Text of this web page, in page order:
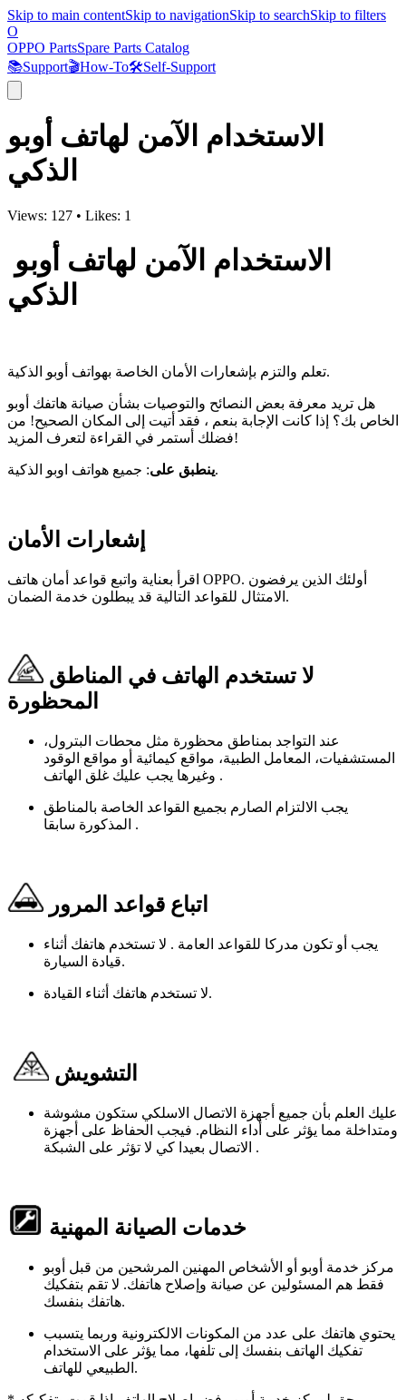
Skip to main contentSkip to navigationSkip to searchSkip to filters
O
OPPO PartsSpare Parts Catalog
📚Support🎬How-To🛠️Self-Support
الاستخدام الآمن لهاتف أوبو
الذكي
Views: 127 • Likes: 1
تعلم والتزم بإشعارات الأمان الخاصة بهواتف أوبو الذكية.
هل تريد معرفة بعض النصائح والتوصيات بشأن صيانة هاتفك أوبو
الخاص بك؟ إذا كانت الإجابة بنعم ، فقد أتيت إلى المكان الصحيح! من
فضلك أستمر في القراءة لتعرف المزيد!
ينطبق على: جميع هواتف اوبو الذكية.
إشعارات الأمان
اقرأ بعناية واتبع قواعد أمان هاتف OPPO. أولئك الذين يرفضون
الامتثال للقواعد التالية قد يبطلون خدمة الضمان.
المحظورة
عند التواجد بمناطق محظورة مثل محطات البترول،
المستشفيات، المعامل الطبية، مواقع كيمائية أو مواقع الوقود
وغيرها يجب عليك غلق الهاتف .
يجب الالتزام الصارم بجميع القواعد الخاصة بالمناطق
المذكورة سابقا .
اتباع قواعد المرور
يجب أو تكون مدركا للقواعد العامة . لا تستخدم هاتفك أثناء
قيادة السيارة.
لا تستخدم هاتفك أثناء القيادة.
التشويش
عليك العلم بأن جميع أجهزة الاتصال الاسلكي ستكون مشوشة
ومتداخلة مما يؤثر على أداء النظام. فيجب الحفاظ على أجهزة
الاتصال بعيدا كي لا تؤثر على الشبكة .
خدمات الصيانة المهنية
مركز خدمة أوبو أو الأشخاص المهنين المرشحين من قبل أوبو
فقط هم المسئولين عن صيانة وإصلاح هاتفك. لا تقم بتفكيك
هاتفك بنفسك.
يحتوي هاتفك على عدد من المكونات الالكترونية وربما يتسبب
تفكيك الهاتف بنفسك إلى تلفها، مما يؤثر على الاستخدام
الطبيعي للهاتف.